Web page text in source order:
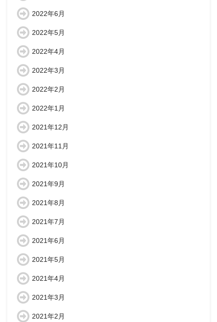
2022年6月
2022年5月
2022年4月
2022年3月
2022年2月
2022年1月
2021年12月
2021年11月
2021年10月
2021年9月
2021年8月
2021年7月
2021年6月
2021年5月
2021年4月
2021年3月
2021年2月